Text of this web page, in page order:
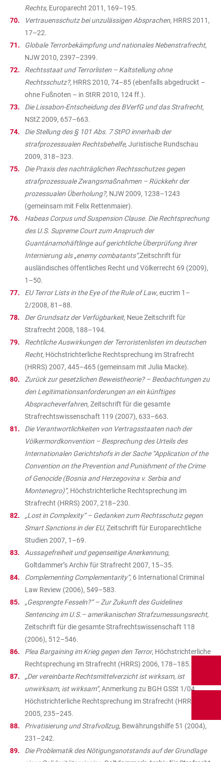
Rechts, Europarecht 2011, 169–195.
Vertrauensschutz bei unzulässigen Absprachen, HRRS 2011,
17–22.
Globale Terrorbekämpfung und nationales Nebenstrafrecht,
NJW 2010, 2397–2399.
Rechtsstaat und Terrorlisten – Kaltstellung ohne
Rechtsschutz?, HRRS 2010, 74–85 (ebenfalls abgedruckt –
ohne Fußnoten – in StRR 2010, 124 ff.).
Die Lissabon-Entscheidung des BVerfG und das Strafrecht,
NStZ 2009, 657–663.
Die Stellung des § 101 Abs. 7 StPO innerhalb der
strafprozessualen Rechtsbehelfe,Juristische Rundschau
2009, 318–323.
Die Praxis des nachträglichen Rechtsschutzes gegen
strafprozessuale Zwangsmaßnahmen – Rückkehr der
prozessualen Überholung?, NJW 2009, 1238–1243
(gemeinsam mit Felix Rettenmaier).
Habeas Corpus und Suspension Clause. Die Rechtsprechung
des U.S. Supreme Court zum Anspruch der
Guantánamohäftlinge auf gerichtliche Überprüfung ihrer
Internierung als „enemy combatants“,Zeitschrift für
ausländisches öffentliches Recht und Völkerrecht 69 (2009),
1–50.
EU Terror Lists in the Eye of the Rule of Law, eucrim 1–
2/2008, 81–88.
Der Grundsatz der Verfügbarkeit, Neue Zeitschrift für
Strafrecht 2008, 188–194.
Rechtliche Auswirkungen der Terroristenlisten im deutschen
Recht, Höchstrichterliche Rechtsprechung im Strafrecht
(HRRS) 2007, 445–465 (gemeinsam mit Julia Macke).
Zurück zur gesetzlichen Beweistheorie? – Beobachtungen zu
den Legitimationsanforderungen an ein künftiges
Abspracheverfahren, Zeitschrift für die gesamte
Strafrechtswissenschaft 119 (2007), 633–663.
Die Verantwortlichkeiten von Vertragsstaaten nach der
Völkermordkonvention – Besprechung des Urteils des
Internationalen Gerichtshofs in der Sache “Application of the
Convention on the Prevention and Punishment of the Crime
of Genocide (Bosnia and Herzegovina v. Serbia and
Montenegro)”, Höchstrichterliche Rechtsprechung im
Strafrecht (HRRS) 2007, 218–230.
„Lost in Complexity“ – Gedanken zum Rechtsschutz gegen
Smart Sanctions in der EU, Zeitschrift für Europarechtliche
Studien 2007, 1–69.
Aussagefreiheit und gegenseitige Anerkennung,
Goltdammer’s Archiv für Strafrecht 2007, 15–35.
Complementing Complementarity“, 6 International Criminal
Law Review (2006), 549–583.
„Gesprengte Fesseln?“ – Zur Zukunft des Guidelines
Sentencing im U.S.– amerikanischen Strafzumessungsrecht,
Zeitschrift für die gesamte Strafrechtswissenschaft 118
(2006), 512–546.
Plea Bargaining im Krieg gegen den Terror, Höchstrichterliche
Rechtsprechung im Strafrecht (HRRS) 2006, 178–185.
„Der vereinbarte Rechtsmittelverzicht ist wirksam, ist
unwirksam, ist wirksam“, Anmerkung zu BGH GSSt 1/04,
Höchstrichterliche Rechtsprechung im Strafrecht (HRRS)
2005, 235–245.
Privatisierung und Strafvollzug, Bewährungshilfe 51 (2004),
231–242.
Die Problematik des Nötigungsnotstands auf der Grundlage